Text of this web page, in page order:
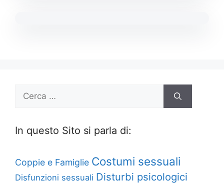
Ricerca
In questo Sito si parla di:
Coppie e Famiglie Costumi sessuali
Disfunzioni sessuali Disturbi psicologici